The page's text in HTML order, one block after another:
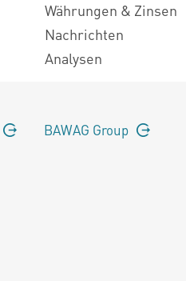
Währungen & Zinsen
Nachrichten
Analysen
BAWAG Group